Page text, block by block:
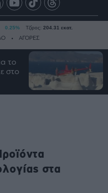
0.25% Τζίρος: 204.31 εκατ.
ΑΓΟΡΕΣ
το
στο
στα